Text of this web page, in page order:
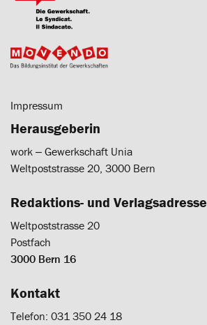
Impressum
Herausgeberin
work ‒ Gewerkschaft Unia
Weltpoststrasse 20, 3000 Bern
Redaktions- und Verlagsadresse
Weltpoststrasse 20
Postfach
3000 Bern 16
Kontakt
Telefon: 031 350 24 18